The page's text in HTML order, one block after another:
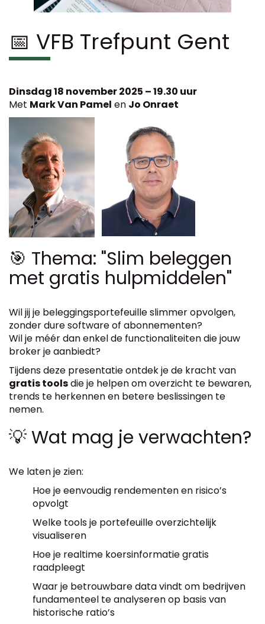
📅 VFB Trefpunt Gent
Dinsdag 18 november 2025 – 19.30 uur
Met Mark Van Pamel en Jo Onraet
🎯 Thema: "Slim beleggen
met gratis hulpmiddelen"
Wil jij je beleggingsportefeuille slimmer opvolgen,
zonder dure software of abonnementen?
Wil je méér dan enkel de functionaliteiten die jouw
broker je aanbiedt?
Tijdens deze presentatie ontdek je de kracht van
gratis toolsdie je helpen om overzicht te bewaren,
trends te herkennen en betere beslissingen te
nemen.
💡 Wat mag je verwachten?
We laten je zien:
Hoe je eenvoudig rendementen en risico’s
opvolgt
Welke tools je portefeuille overzichtelijk
visualiseren
Hoe je realtime koersinformatie gratis
raadpleegt
Waar je betrouwbare data vindt om bedrijven
fundamenteel te analyseren op basis van
historische ratio’s